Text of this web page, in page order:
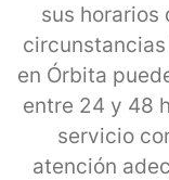
sus horarios
circunstancias
en Órbita
entre 24 y 48
servicio
atención